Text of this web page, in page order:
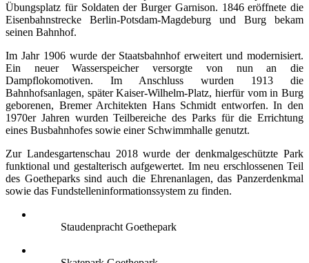
Übungsplatz für Soldaten der Burger Garnison. 1846 eröffnete die
Eisenbahnstrecke Berlin-Potsdam-Magdeburg und Burg bekam
seinen Bahnhof.
Im Jahr 1906 wurde der Staatsbahnhof erweitert und modernisiert.
Ein neuer Wasserspeicher versorgte von nun an die
Dampflokomotiven. Im Anschluss wurden 1913 die
Bahnhofsanlagen, später Kaiser-Wilhelm-Platz, hierfür vom in Burg
geborenen, Bremer Architekten Hans Schmidt entworfen. In den
1970er Jahren wurden Teilbereiche des Parks für die Errichtung
eines Busbahnhofes sowie einer Schwimmhalle genutzt.
Zur Landesgartenschau 2018 wurde der denkmalgeschützte Park
funktional und gestalterisch aufgewertet. Im neu erschlossenen Teil
des Goetheparks sind auch die Ehrenanlagen, das Panzerdenkmal
sowie das Fundstelleninformationssystem zu finden.
Staudenpracht Goethepark